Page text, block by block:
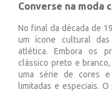
Converse na moda
No final da década de
um ícone cultural
atlética. Embora os
clássico preto e
uma série de cores e
limitadas e especiais.